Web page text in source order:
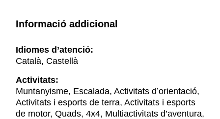
Informació addicional
Idiomes d’atenció:
Català, Castellà
Activitats:
Muntanyisme, Escalada, Activitats d’orientació,
Activitats i esports de terra, Activitats i esports
de motor, Quads, 4x4, Multiactivitats d’aventura,